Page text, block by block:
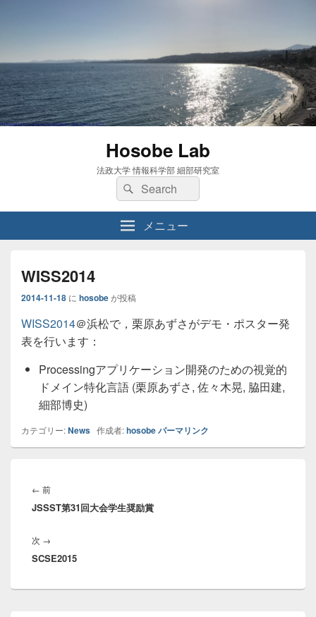
Hosobe Lab
法政大学 情報科学部 細部研究室
検
索:
検
索
メニュー
WISS2014
2014-11-18 に hosobeが投稿
WISS2014＠浜松で，栗原あずさがデモ・ポスター発
表を行います：
Processingアプリケーション開発のための視覚的
ドメイン特化言語 (栗原あずさ, 佐々木晃, 脇田建,
細部博史)
カテゴリー:News 作成者:hosobeパーマリンク
稿
ナ
ゲ
ー
シ
← 前前
の
JSSST第31回大会学生奨励賞
次 →
の
稿:
SCSE2015